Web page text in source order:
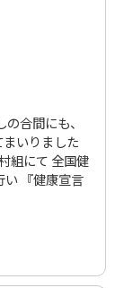
合間にも、
いりました
組にて 全国健
『健康宣言